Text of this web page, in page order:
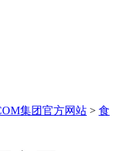
集团官方网站 > 食